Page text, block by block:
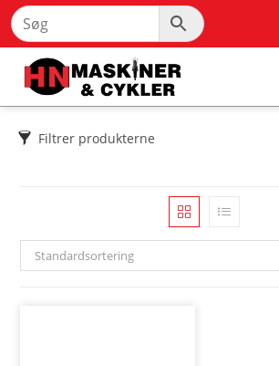
Filtrer produkterne
Standardsortering